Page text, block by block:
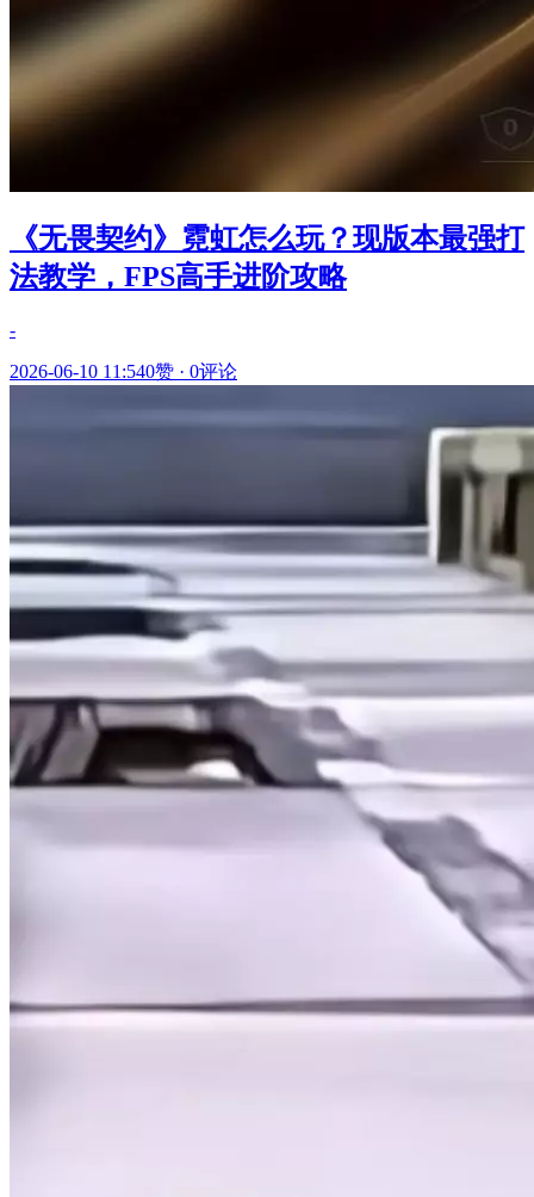
《无畏契约》霓虹怎么玩？现版本最强打
法教学，FPS高手进阶攻略
-
2026-06-10 11:540赞 · 0评论